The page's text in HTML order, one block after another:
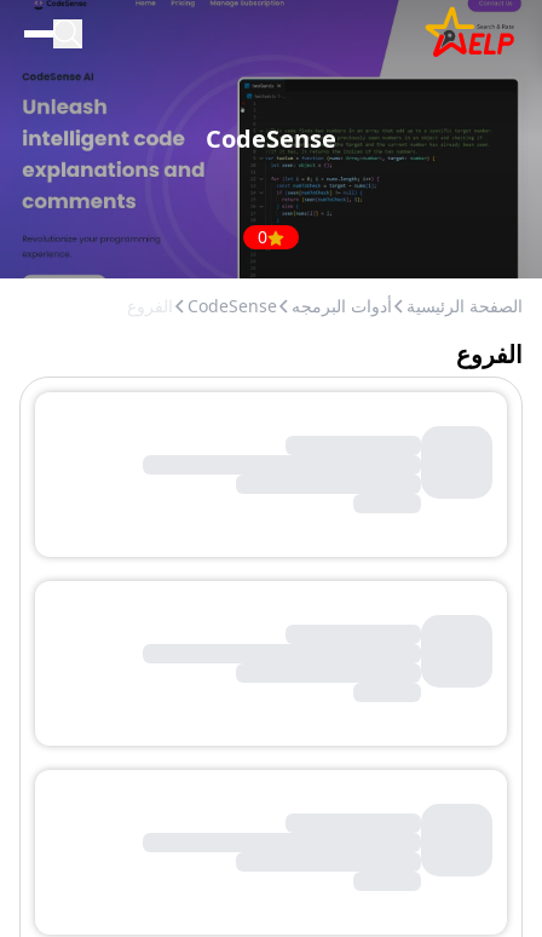
الصفحة الرئيسية
المدونة
CodeSense
0
الصفحة الرئيسية أدوات البرمجه CodeSense الفروع
الفروع